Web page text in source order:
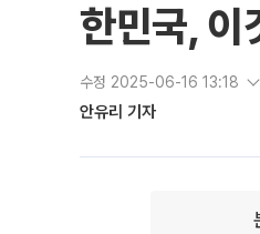
한민국, 이
수정 2025-06-16 13:18
안유리 기자